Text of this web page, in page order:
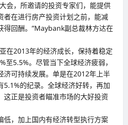
会，所邀请的投资专家们，能提供
者在进行房产投资计划之前，能减
得回酬。”Maybank副总裁林方达在
在2013年的经济成长，保持着稳定
至5.5%。尽管当下全球经济疲弱，
济可持续发展。单是在2012年上半
5.1%的纪录。全球经济好转，再加
这正是投资者瞄准市场的大好投资
低，加上国内有经济转型执行方案